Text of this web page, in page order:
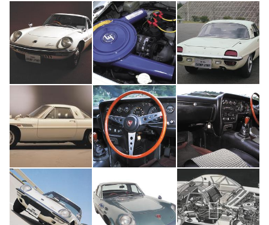
試し読み
＜内容紹介＞
現在、40- 60代、そして70代の
「昭和」を生きてきたクルマ好き
の読者諸兄に贈る、珠玉の名車ア
ルバム。
コンセプトは「昭和の時代を駆け
抜けた名車を今再び、振り返
る」---。
ベースは2020年に発行した『昭
和の名車大全集 上/下巻』。これ
を元に新たに...